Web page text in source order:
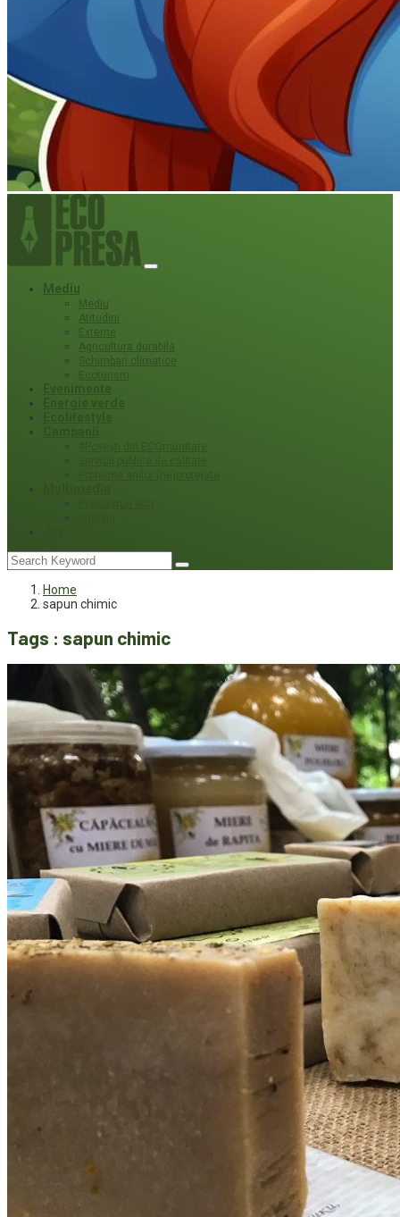
Mediu
Mediu
Atitudini
Externe
Agricultura durabila
Schimbari climatice
Ecoturism
Home
sapun chimic
Tags : sapun chimic